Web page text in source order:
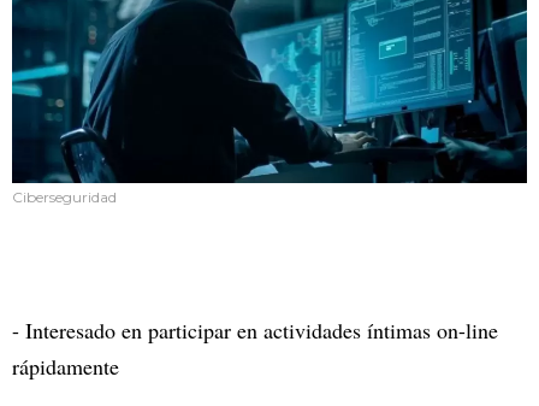
Ciberseguridad
- Interesado en participar en actividades íntimas on-line
rápidamente